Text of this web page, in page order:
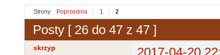
Strony Poprzednia 1 2
Posty [ 26 do 47 z 47 ]
skrzyp